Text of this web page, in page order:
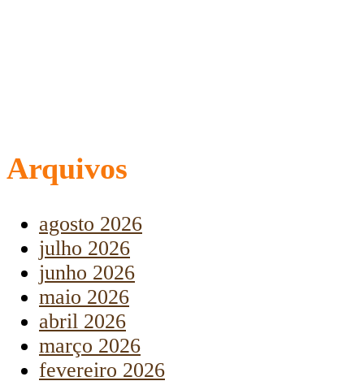
Arquivos
agosto 2026
julho 2026
junho 2026
maio 2026
abril 2026
março 2026
fevereiro 2026